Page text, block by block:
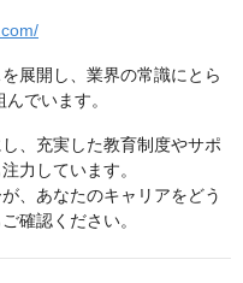
展開し、業界の常識にとら
でいます。
、充実した教育制度やサポ
力しています。
、あなたのキャリアをどう
確認ください。